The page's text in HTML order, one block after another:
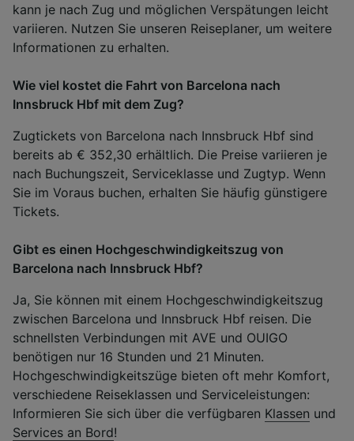
kann je nach Zug und möglichen Verspätungen leicht
variieren. Nutzen Sie unseren Reiseplaner, um weitere
Informationen zu erhalten.
Wie viel kostet die Fahrt von Barcelona nach
Innsbruck Hbf mit dem Zug?
Zugtickets von Barcelona nach Innsbruck Hbf sind
bereits ab € 352,30 erhältlich. Die Preise variieren je
nach Buchungszeit, Serviceklasse und Zugtyp. Wenn
Sie im Voraus buchen, erhalten Sie häufig günstigere
Tickets.
Gibt es einen Hochgeschwindigkeitszug von
Barcelona nach Innsbruck Hbf?
Ja, Sie können mit einem Hochgeschwindigkeitszug
zwischen Barcelona und Innsbruck Hbf reisen. Die
schnellsten Verbindungen mit AVE und OUIGO
benötigen nur 16 Stunden und 21 Minuten.
Hochgeschwindigkeitszüge bieten oft mehr Komfort,
verschiedene Reiseklassen und Serviceleistungen:
Informieren Sie sich über die verfügbaren Klassen und
Services an Bord!